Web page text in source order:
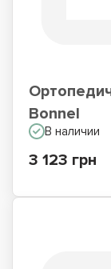
Bonnel
В наличии
3 123 грн